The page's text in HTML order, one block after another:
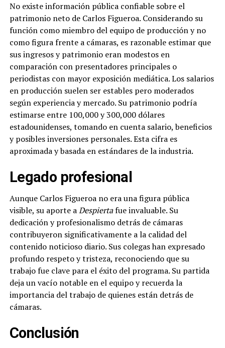
No existe información pública confiable sobre el
patrimonio neto de Carlos Figueroa. Considerando su
función como miembro del equipo de producción y no
como figura frente a cámaras, es razonable estimar que
sus ingresos y patrimonio eran modestos en
comparación con presentadores principales o
periodistas con mayor exposición mediática. Los salarios
en producción suelen ser estables pero moderados
según experiencia y mercado. Su patrimonio podría
estimarse entre 100,000 y 300,000 dólares
estadounidenses, tomando en cuenta salario, beneficios
y posibles inversiones personales. Esta cifra es
aproximada y basada en estándares de la industria.
Legado profesional
Aunque Carlos Figueroa no era una figura pública
visible, su aporte aDespiertafue invaluable. Su
dedicación y profesionalismo detrás de cámaras
contribuyeron significativamente a la calidad del
contenido noticioso diario. Sus colegas han expresado
profundo respeto y tristeza, reconociendo que su
trabajo fue clave para el éxito del programa. Su partida
deja un vacío notable en el equipo y recuerda la
importancia del trabajo de quienes están detrás de
cámaras.
Conclusión